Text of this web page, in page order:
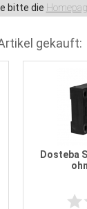
bitte die
gekauft:
Dosteba